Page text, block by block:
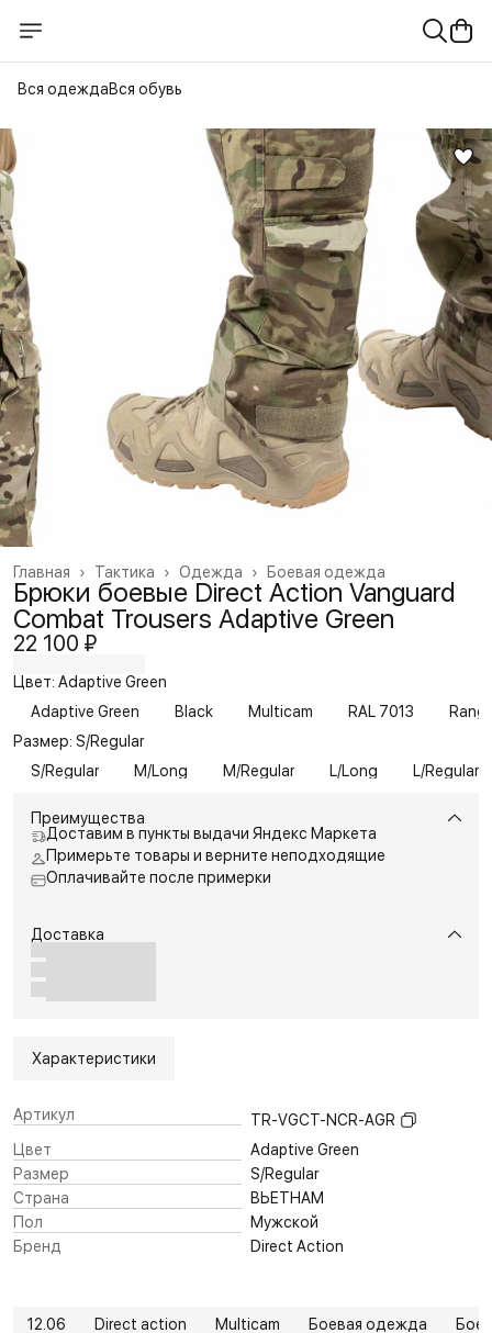
Вся одеждаВся обувь
Боевая одежда
Одежда ›
Тактика ›
Главная ›
Брюки боевые Direct Action Vanguard
Combat Trousers Adaptive Green
22 100 ₽
Цвет: Adaptive Green
Adaptive Green
Black Multicam RAL 7013
Размер: S/Regular
S/Regular
M/Long M/Regular L/Long L/Regular
Преимущества
Доставим в пункты выдачи Яндекс Маркета
Примерьте товары и верните неподходящие
Оплачивайте после примерки
Доставка
Характеристики
Артикул
TR-VGCT-NCR-AGR
Цвет
Adaptive Green
Размер
S/Regular
Страна
ВЬЕТНАМ
Пол
Мужской
Бренд
Direct Action
12.06 Direct action Multicam Боевая одежда